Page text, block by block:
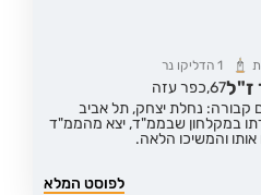
1 הדליקו נר
ז"ל67, כפר עזה
קבורה: נחלת יצחק, תל אביב
במקלחון שבממ"ד, יצא מהממ"ד
והמשיכו הלאה.
לפוסט המלא